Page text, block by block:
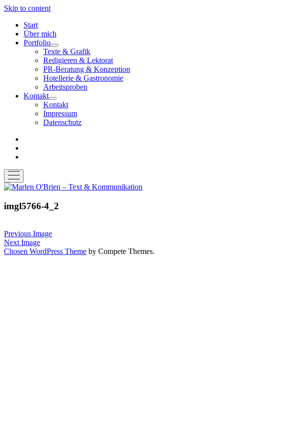
Skip to content
Start
Über mich
Portfolio
open
menu
Texte & Grafik
Redigieren & Lektorat
PR-Beratung & Konzeption
Hotellerie & Gastronomie
Arbeitsproben
Kontakt
open
menu
Kontakt
Impressum
Datenschutz
open
menu
Marlen
–
Text
Kommunikation
imgl5766-4_2
Previous Image
Next Image
Chosen WordPress Theme by Compete Themes.